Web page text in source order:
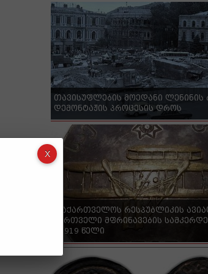
თავისუფლების მოედანი ლენინის
დემონტაჟის პროცესის დროს
"საქართველოს რესპუბლიკის
ქართველი მფრინავების სამკერდე
- 1919 წელი